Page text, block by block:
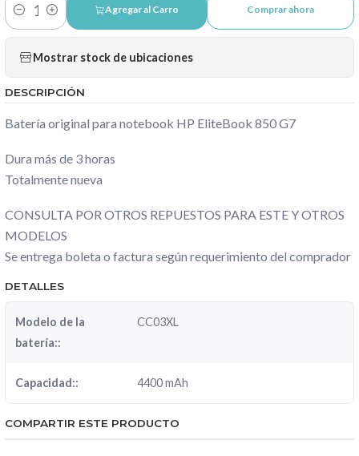
Cantidad
Agregar al Carro Comprar ahora
Mostrar stock de ubicaciones
DESCRIPCIÓN
Batería original para notebook HP EliteBook 850 G7
Dura más de 3 horas
Totalmente nueva
CONSULTA POR OTROS REPUESTOS PARA ESTE Y OTROS
MODELOS
Se entrega boleta o factura según requerimiento del comprador
DETALLES
Modelo de la
batería::
CC03XL
Capacidad:: 4400 mAh
COMPARTIR ESTE PRODUCTO